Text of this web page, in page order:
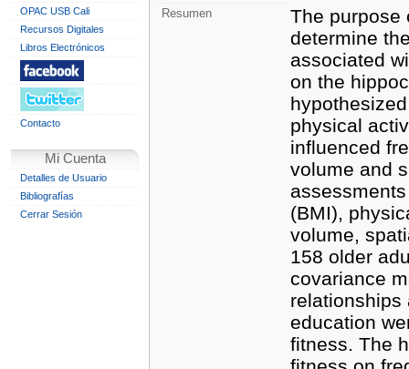
OPAC USB Cali
Recursos Digitales
Libros Electrónicos
Contacto
Mi Cuenta
Detalles de Usuario
Bibliografías
Cerrar Sesión
Resumen
The purpose
determine
associated
on the
physical
influenced
volume and
(BMI),
volume,
158 older
covariance
relationships
education
fitness. The